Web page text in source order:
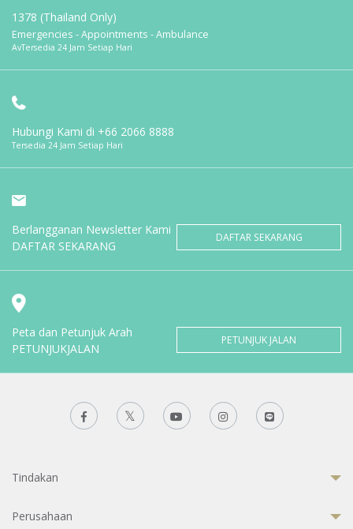
1378 (Thailand Only)
Emergencies - Appointments - Ambulance
AvTersedia 24 Jam Setiap Hari
Hubungi Kami di +66 2066 8888
Tersedia 24 Jam Setiap Hari
Berlangganan Newsletter Kami
DAFTAR SEKARANG
DAFTAR SEKARANG
Peta dan Petunjuk Arah
PETUNJUKJALAN
PETUNJUK JALAN
Tindakan
Perusahaan